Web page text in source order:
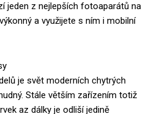
jeden z nejlepších fotoaparátů na
a využijete s ním i mobilní
je svět moderních chytrých
Stále větším zařízením totiž
az dálky je odliší jedině